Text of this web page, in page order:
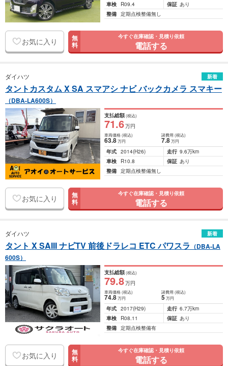
車検
R09.4 保証 あり
整備 定期点検整備無し
お気に入り 無
料
今すぐ在庫確認・見積り依頼
電話する
ダイハツ 新着
タントカスタム X SA スマアシ ナビ バックカメラ スマキー
（DBA-LA600S）
支払総額(税込)
71.6万円
車両価格(税込)
63.8万円
諸費用 (税込)
7.8 万円
年式 2014(H26) 走行 9.6万km
車検
R10.8 保証 あり
整備 定期点検整備無し
お気に入り 無
料
今すぐ在庫確認・見積り依頼
電話する
ダイハツ 新着
タント X SAIII ナビTV 前後ドラレコ ETC パワスラ （DBA-LA
600S）
支払総額(税込)
79.8万円
車両価格(税込)
74.8万円
諸費用 (税込)
5 万円
年式 2017(H29) 走行 6.7万km
車検
R08.11 保証 あり
整備 定期点検整備有
お気に入り 無
料
今すぐ在庫確認・見積り依頼
電話する